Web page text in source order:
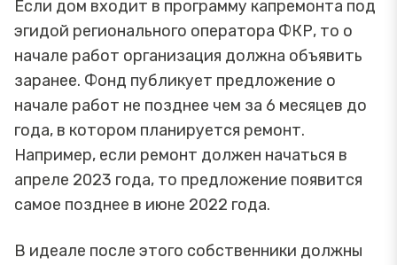
Если дом входит в программу капремонта под
эгидой регионального оператора ФКР, то о
начале работ организация должна объявить
заранее. Фонд публикует предложение о
начале работ не позднее чем за 6 месяцев до
года, в котором планируется ремонт.
Например, если ремонт должен начаться в
апреле 2023 года, то предложение появится
самое позднее в июне 2022 года.
В идеале после этого собственники должны